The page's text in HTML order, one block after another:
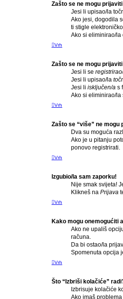
Zašto se ne mogu
Jesi li upisao/la
Ako jesi, dogodila
ti stigle
Ako si eliminirao/la
Vrh
Zašto se ne mogu
Jesi li se
Jesi li upisao/la
Jesi li isključen/a s
Ako si eliminirao/la
Vrh
Zašto se “više” ne mogu
Dva su moguća
Ako je u pitanju
ponovo registrirati.
Vrh
Izgubio/la sam zaporku!
Nije smak svijeta!
Klikneš na Prijava
Vrh
Kako mogu onemogućiti
Ako ne upališ
računa.
Da bi ostao/la
Spomenuta opcija
Vrh
Što “Izbriši kolačiće”
Izbrisuje kolačiće
Ako imaš